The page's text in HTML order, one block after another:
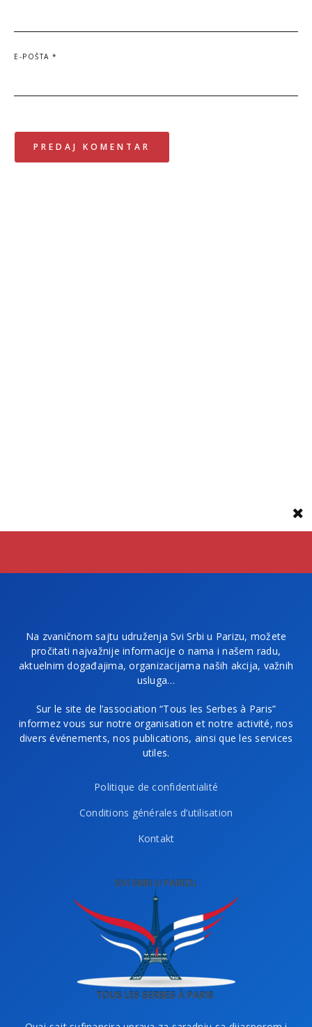
E-POŠTA *
Na zvaničnom sajtu udruženja Svi Srbi u Parizu, možete
pročitati najvažnije informacije o nama i našem radu,
aktuelnim događajima, organizacijama naših akcija, važnih
usluga…
Sur le site de l’association “Tous les Serbes à Paris”
informez vous sur notre organisation et notre activité, nos
divers événements, nos publications, ainsi que les services
utiles.
Politique de confidentialité
Conditions générales d’utilisation
Kontakt